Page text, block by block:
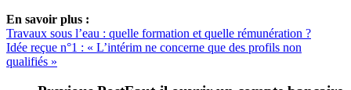
En savoir plus :
Travaux sous l’eau : quelle formation et quelle rémunération ?
Idée reçue n°1 : « L’intérim ne concerne que des profils non
qualifiés »